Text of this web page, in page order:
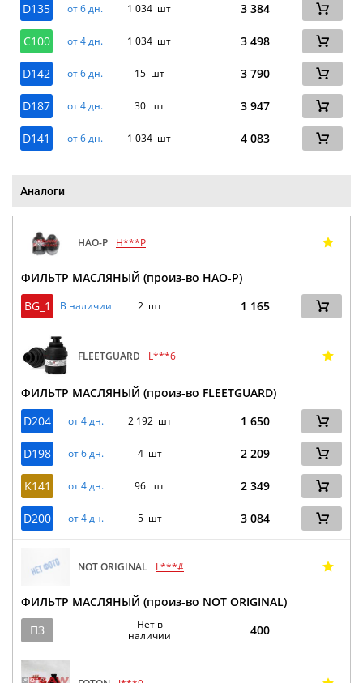
D135 от 6 дн. 1 034 шт 3 384
C100 от 4 дн. 1 034 шт 3 498
D142 от 6 дн. 15 шт 3 790
D187 от 4 дн. 30 шт 3 947
D141 от 6 дн. 1 034 шт 4 083
Аналоги
HAO-P H***P
ФИЛЬТР МАСЛЯНЫЙ (произ-во HAO-P)
BG_1
В наличии 2 шт 1 165
FLEETGUARD L***6
ФИЛЬТР МАСЛЯНЫЙ (произ-во FLEETGUARD)
D204
от 4 дн. 2 192 шт 1 650
D198 от 6 дн. 4 шт 2 209
K141 от 4 дн. 96 шт 2 349
D200 от 4 дн. 5 шт 3 084
NOT ORIGINAL L***#
ФИЛЬТР МАСЛЯНЫЙ (произ-во NOT ORIGINAL)
ПЗ
Нет в
наличии
400